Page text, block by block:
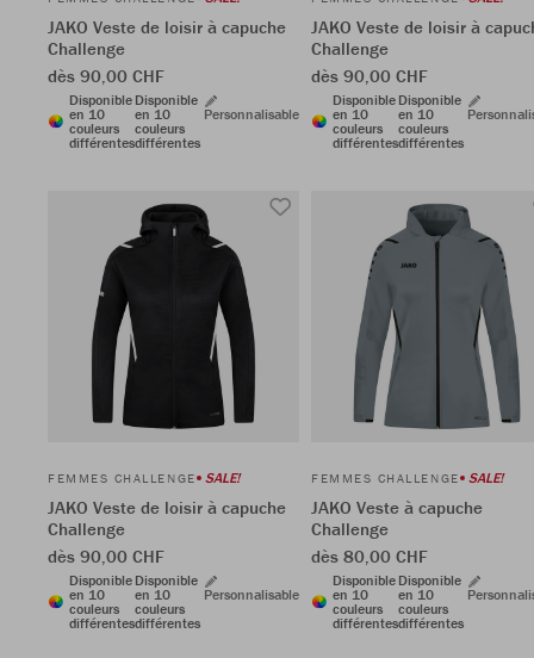
JAKO Veste de loisir à capuche
Challenge
dès 90,00 CHF
Disponible
en 10
couleurs
différentes
Disponible
en 10
couleurs
différentes
Personnalisable
JAKO Veste de loisir à
Challenge
dès 90,00 CHF
Disponible
en 10
couleurs
différentes
Disponible
en 10
couleurs
différentes
FEMMES CHALLENGE SALE!
JAKO Veste de loisir à capuche
Challenge
dès 90,00 CHF
Disponible
en 10
couleurs
différentes
Disponible
en 10
couleurs
différentes
Personnalisable
FEMMES CHALLENGE SALE!
JAKO Veste à capuche
Challenge
dès 80,00 CHF
Disponible
en 10
couleurs
différentes
Disponible
en 10
couleurs
différentes